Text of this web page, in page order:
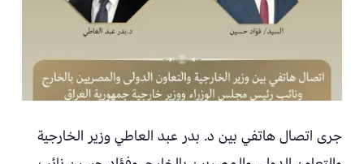
جرى اتصال هاتفي بين د. بدر عبد العاطي وزير الخارجية